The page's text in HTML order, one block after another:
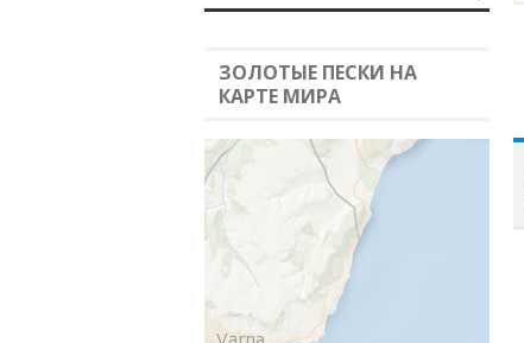
ЗОЛОТЫЕ ПЕСКИ НА
КАРТЕ МИРА